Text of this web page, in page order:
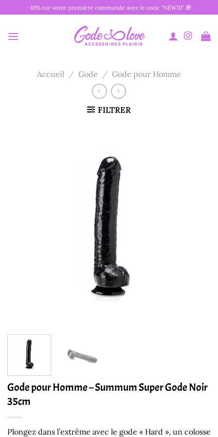
au
-10% sur votre première commande avec le code "NEW10" 🎁
Accueil / Gode / Gode pour Homme
FILTRER
Gode pour Homme – Summum Super Gode Noir
35cm
Plongez dans l’extrême avec le gode « Hard », un colosse